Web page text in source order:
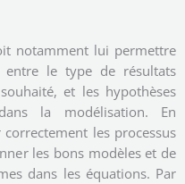
notamment lui permettre
le type de résultats
et les hypothèses
la modélisation. En
les processus
les bons modèles et de
dans les équations. Par